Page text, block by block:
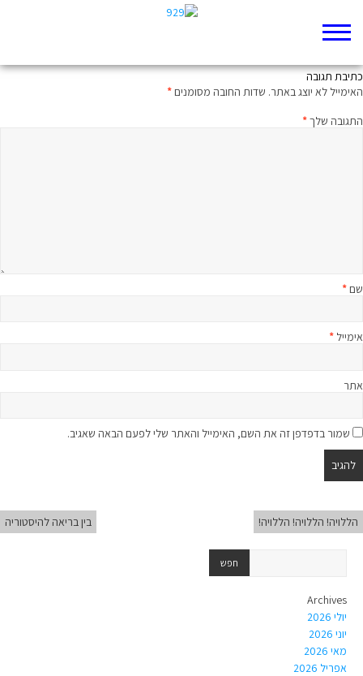
כתיבת תגובה
האימייל לא יוצג באתר. שדות החובה מסומנים*
התגובה שלך*
שם*
אימייל *
אתר
שמור בדפדפן זה את השם, האימייל והאתר שלי לפעם הבאה שאגיב.
הללויה! הללויה! הללויה! בין בריאה להיסטוריה
Archives
יולי 2026
יוני 2026
מאי 2026
אפריל 2026